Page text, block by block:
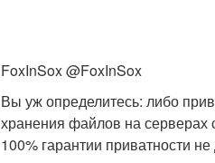
FoxInSox @FoxInSox
Вы уж определитесь: либо
хранения файлов на серверах
100% гарантии приватности не